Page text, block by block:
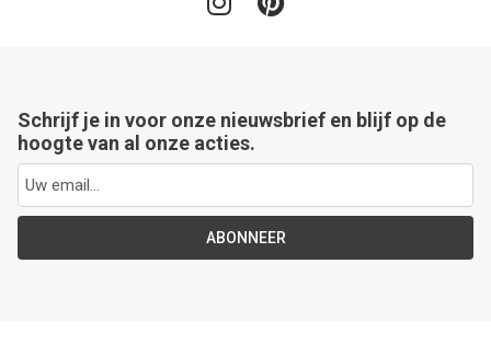
Schrijf je in voor onze nieuwsbrief en blijf op de
hoogte van al onze acties.
ABONNEER